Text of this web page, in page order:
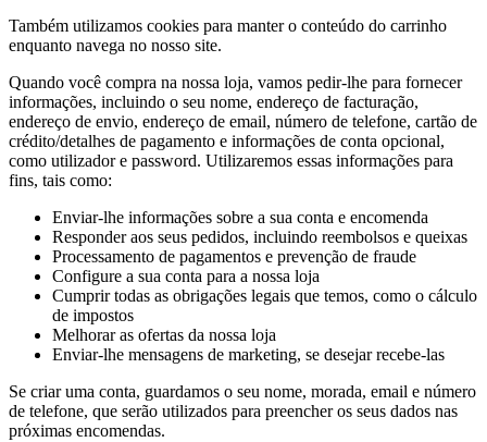
Também utilizamos cookies para manter o conteúdo do carrinho
enquanto navega no nosso site.
Quando você compra na nossa loja, vamos pedir-lhe para fornecer
informações, incluindo o seu nome, endereço de facturação,
endereço de envio, endereço de email, número de telefone, cartão de
crédito/detalhes de pagamento e informações de conta opcional,
como utilizador e password. Utilizaremos essas informações para
fins, tais como:
Enviar-lhe informações sobre a sua conta e encomenda
Responder aos seus pedidos, incluindo reembolsos e queixas
Processamento de pagamentos e prevenção de fraude
Configure a sua conta para a nossa loja
Cumprir todas as obrigações legais que temos, como o cálculo
de impostos
Melhorar as ofertas da nossa loja
Enviar-lhe mensagens de marketing, se desejar recebe-las
Se criar uma conta, guardamos o seu nome, morada, email e número
de telefone, que serão utilizados para preencher os seus dados nas
próximas encomendas.